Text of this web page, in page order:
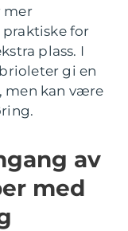
mer
praktiske for
plass. I
gi en
men kan være
av
med